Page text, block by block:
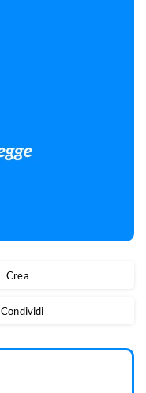
Crea
Condividi